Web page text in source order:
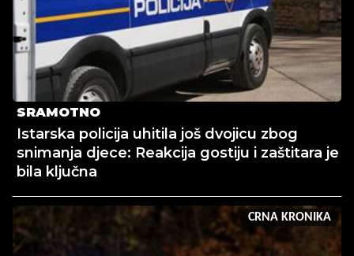
SRAMOTNO
Istarska policija uhitila još dvojicu zbog
snimanja djece: Reakcija gostiju i zaštitara je
bila ključna
CRNA KRONIKA